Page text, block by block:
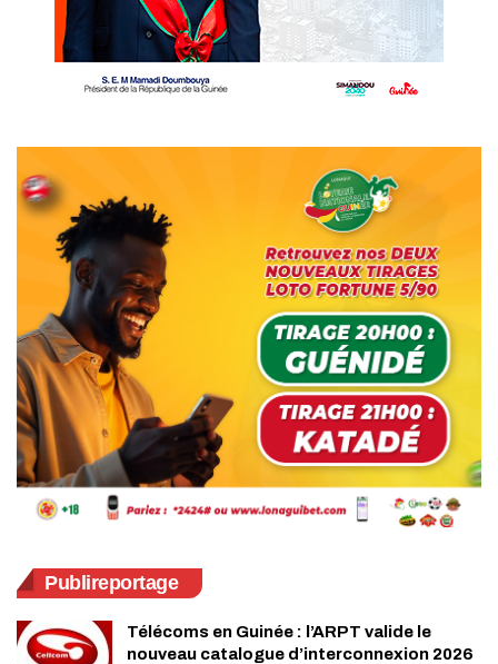
Publireportage
Télécoms en Guinée : l’ARPT valide le
nouveau catalogue d’interconnexion 2026